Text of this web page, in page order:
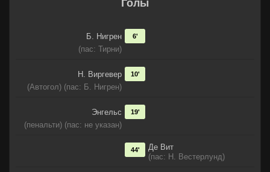
Голы
Б. Нигрен
(пас: Тирни)
6'
Н. Виргевер
(Автогол) (пас: Б. Нигрен)
10'
Энгельс
(пенальти) (пас: не указан)
19'
Де Вит
(пас: Н. Вестерлунд)
44'